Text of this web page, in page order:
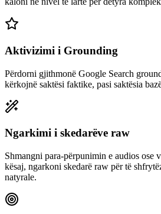
Aktivizimi i Grounding
Përdorni gjithmonë Google Search
kërkojnë saktësi faktike, pasi saktësia
Ngarkimi i skedarëve raw
Shmangni para-përpunimin e audios ose
kësaj, ngarkoni skedarë raw për të
natyrale.